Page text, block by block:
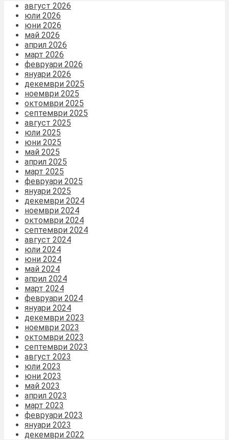
август 2026
юли 2026
юни 2026
май 2026
април 2026
март 2026
февруари 2026
януари 2026
декември 2025
ноември 2025
октомври 2025
септември 2025
август 2025
юли 2025
юни 2025
май 2025
април 2025
март 2025
февруари 2025
януари 2025
декември 2024
ноември 2024
октомври 2024
септември 2024
август 2024
юли 2024
юни 2024
май 2024
април 2024
март 2024
февруари 2024
януари 2024
декември 2023
ноември 2023
октомври 2023
септември 2023
август 2023
юли 2023
юни 2023
май 2023
април 2023
март 2023
февруари 2023
януари 2023
декември 2022